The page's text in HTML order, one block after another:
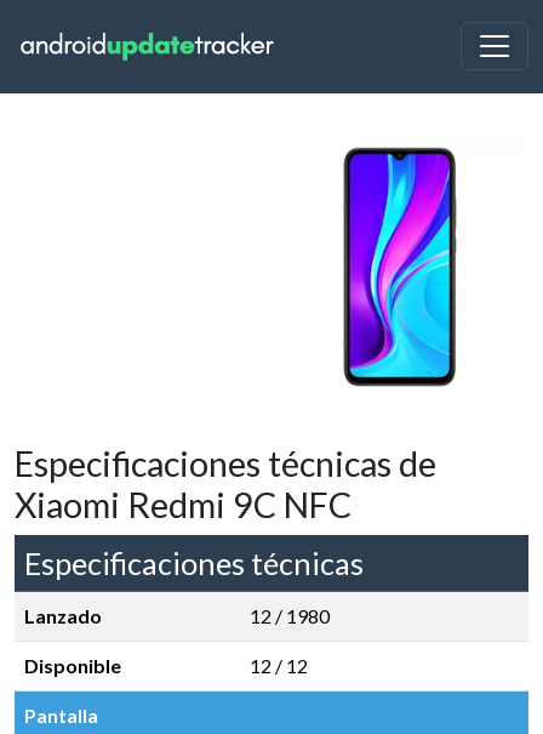
Especificaciones técnicas de
Xiaomi Redmi 9C NFC
Especificaciones técnicas
Lanzado 12 / 1980
Disponible 12 / 12
Pantalla